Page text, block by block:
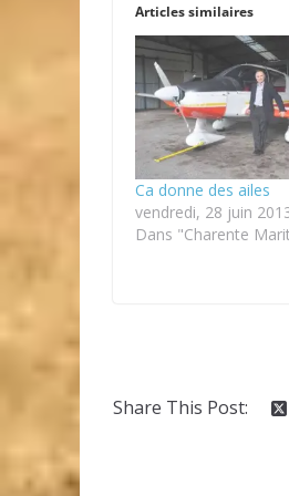
Articles similaires
Ca donne des ailes
vendredi, 28 juin
Dans "Charente
Share This Post: